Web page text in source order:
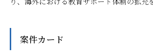
案件カード